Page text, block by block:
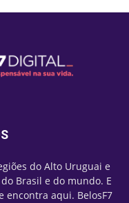
do Alto Uruguai e
Brasil e do mundo. E
encontra aqui. BelosF7